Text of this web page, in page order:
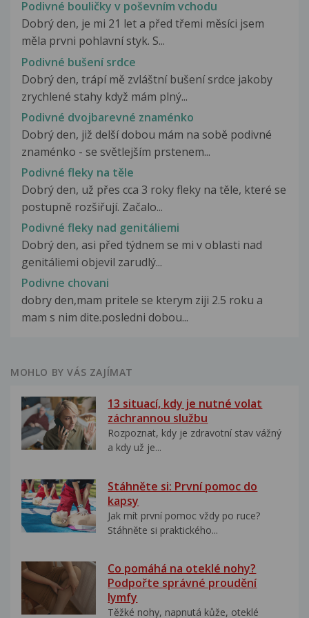
Podivné bouličky v poševním vchodu
Dobrý den, je mi 21 let a před třemi měsíci jsem
měla prvni pohlavní styk. S...
Podivné bušení srdce
Dobrý den, trápí mě zvláštní bušení srdce jakoby
zrychlené stahy když mám plný...
Podivné dvojbarevné znaménko
Dobrý den, již delší dobou mám na sobě podivné
znaménko - se světlejším prstenem...
Podivné fleky na těle
Dobrý den, už přes cca 3 roky fleky na těle, které se
postupně rozšiřují. Začalo...
Podivné fleky nad genitáliemi
Dobrý den, asi před týdnem se mi v oblasti nad
genitáliemi objevil zarudlý...
Podivne chovani
dobry den,mam pritele se kterym ziji 2.5 roku a
mam s nim dite.posledni dobou...
MOHLO BY VÁS ZAJÍMAT
13 situací, kdy je nutné volat
záchrannou službu
Rozpoznat, kdy je zdravotní stav vážný
a kdy už je...
Stáhněte si: První pomoc do
kapsy
Jak mít první pomoc vždy po ruce?
Stáhněte si praktického...
Co pomáhá na oteklé nohy?
Podpořte správné proudění
lymfy
Těžké nohy, napnutá kůže, oteklé